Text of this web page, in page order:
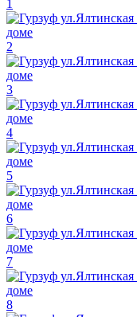
1
2
3
4
5
6
7
8